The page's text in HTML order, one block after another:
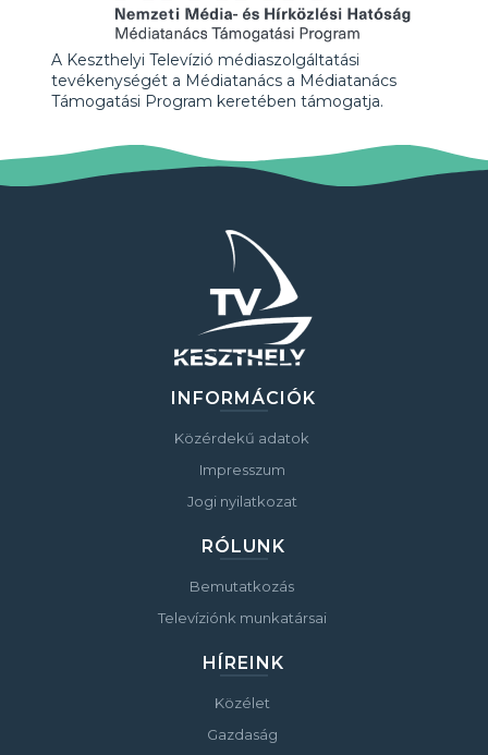
A Keszthelyi Televízió médiaszolgáltatási
tevékenységét a Médiatanács a Médiatanács
Támogatási Program keretében támogatja.
INFORMÁCIÓK
Közérdekű adatok
Impresszum
Jogi nyilatkozat
RÓLUNK
Bemutatkozás
Televíziónk munkatársai
HÍREINK
Közélet
Gazdaság